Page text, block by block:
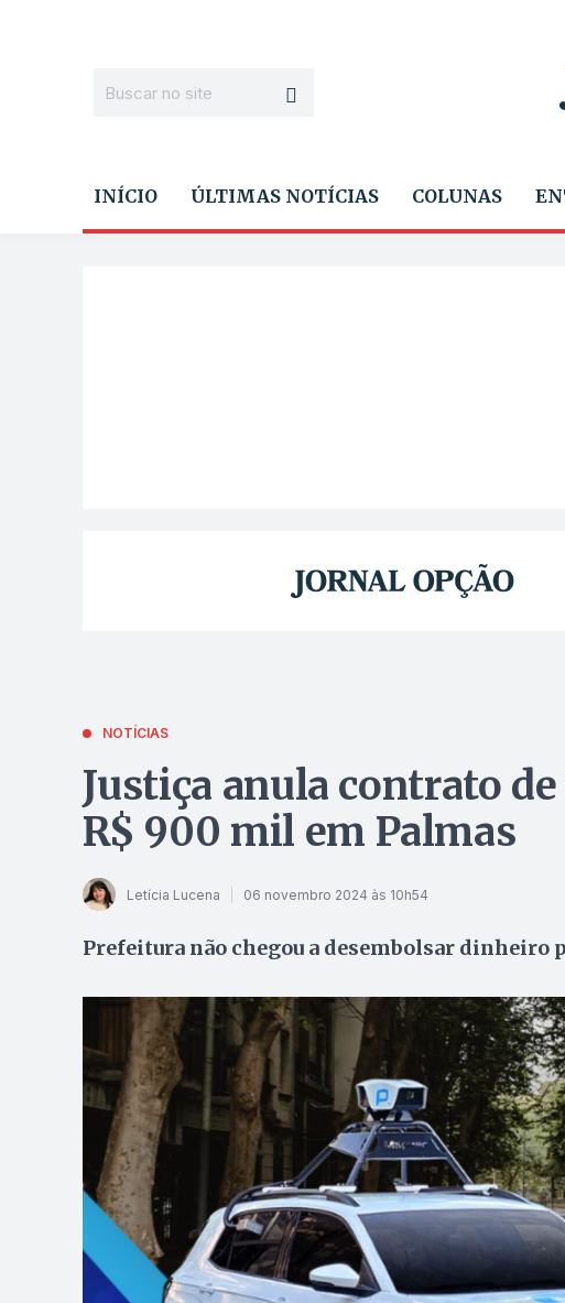
INÍCIO ÚLTIMAS NOTÍCIAS COLUNAS
NOTÍCIAS
Justiça anula contrato
R$ 900 mil em Palmas
Letícia Lucena 06 novembro 2024 às 10h54
Prefeitura não chegou a desembolsar dinheiro